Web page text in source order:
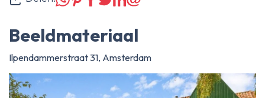
Beeldmateriaal
Ilpendammerstraat 31, Amsterdam